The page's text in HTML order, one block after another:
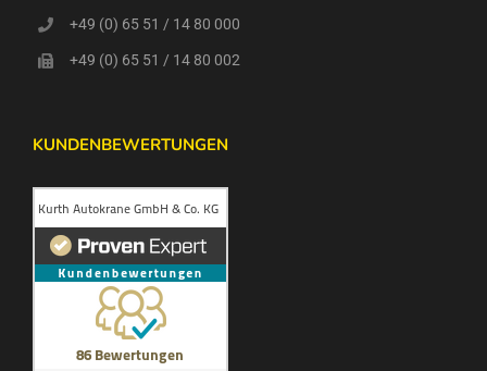
+49 (0) 65 51 / 14 80 000
+49 (0) 65 51 / 14 80 002
KUNDENBEWERTUNGEN